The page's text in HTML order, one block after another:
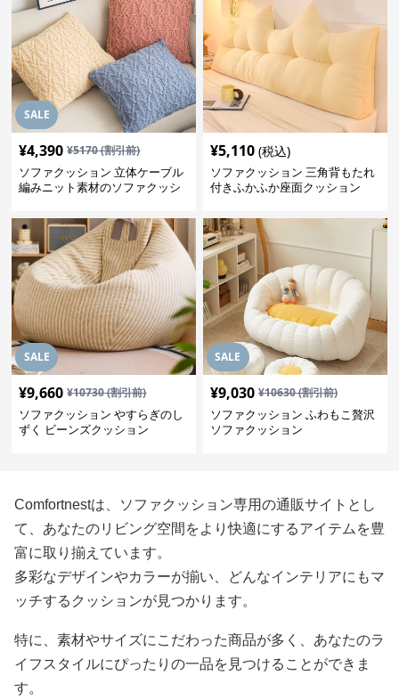
SALE
¥4,390 ¥5170(割引前)
ソファクッション 立体ケーブル
編みニット素材のソファクッシ
¥5,110 (税込)
ソファクッション 三角背もたれ
付きふかふか座面クッション
SALE
¥9,660 ¥10730(割引前)
ソファクッション やすらぎのし
ずく ビーンズクッション
SALE
¥9,030 ¥10630(割引前)
ソファクッション ふわもこ贅沢
ソファクッション
Comfortnestは、ソファクッション専用の通販サイトとし
て、あなたのリビング空間をより快適にするアイテムを豊
富に取り揃えています。
多彩なデザインやカラーが揃い、どんなインテリアにもマ
ッチするクッションが見つかります。
特に、素材やサイズにこだわった商品が多く、あなたのラ
イフスタイルにぴったりの一品を見つけることができま
す。